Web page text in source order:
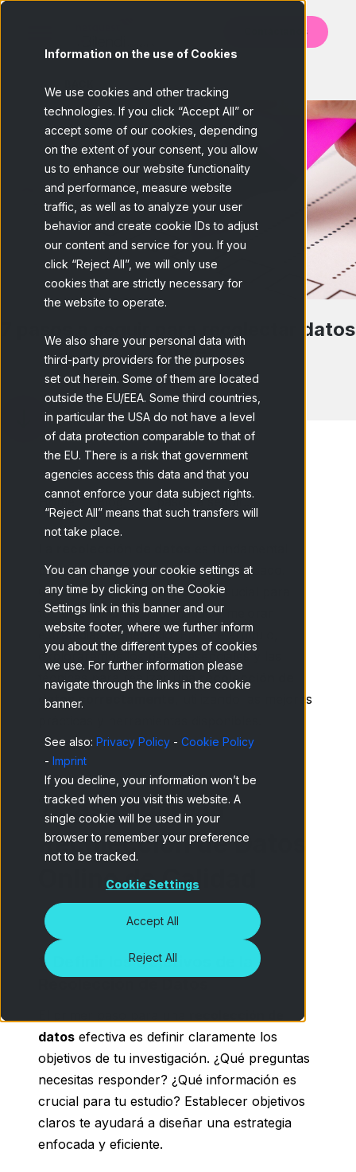
Information on the use of Cookies
We use cookies and other tracking
technologies. If you click “Accept All” or
accept some of our cookies, depending
on the extent of your consent, you allow
us to enhance our website functionality
and performance, measure website
traffic, as well as to analyze your user
behavior and create cookie IDs to adjust
our content and service for you. If you
click “Reject All”, we will only use
cookies that are strictly necessary for
the website to operate.
We also share your personal data with
third-party providers for the purposes
set out herein. Some of them are located
outside the EU/EEA. Some third countries,
in particular the USA do not have a level
of data protection comparable to that of
the EU. There is a risk that government
agencies access this data and that you
cannot enforce your data subject rights.
“Reject All” means that such transfers will
not take place.
You can change your cookie settings at
any time by clicking on the Cookie
Settings link in this banner and our
website footer, where we further inform
you about the different types of cookies
we use. For further information please
navigate through the links in the cookie
banner.
See also: Privacy Policy - Cookie Policy
- Imprint
If you decline, your information won’t be
tracked when you visit this website. A
single cookie will be used in your
browser to remember your preference
not to be tracked.
Cookie Settings
Accept All
Reject All
Contáctanos
7 pasos a seguir para recolectar datos
online
Home Blog 7 pasos a seguir...
para cualquier investigación de mercado.
Obtener datos de calidades crucial para
tomar decisiones informadas y mejorar
estrategias de negocio. En este artículo,
exploraremos los pasos esenciales y las
técnicas para realizar una recolección de
datos correctamente
, utilizando las mejores
7 Pasos para la
Recolección de Datos
Online de Calidad
1. Definir los Objetivos de la
datos efectiva es definir claramente los
objetivos de tu investigación. ¿Qué preguntas
necesitas responder? ¿Qué información es
crucial para tu estudio? Establecer objetivos
claros te ayudará a diseñar una estrategia
enfocada y eficiente.